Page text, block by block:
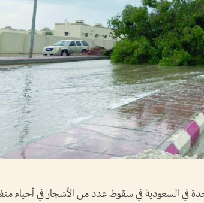
في السعودية في سقوط عدد من الأشجار في أحياء